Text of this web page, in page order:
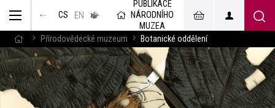
CS EN
v českém
jazyce
PUBLIKACE
NÁRODNÍHO
MUZEA
Přírodovědecké muzeum
Botanické oddělení